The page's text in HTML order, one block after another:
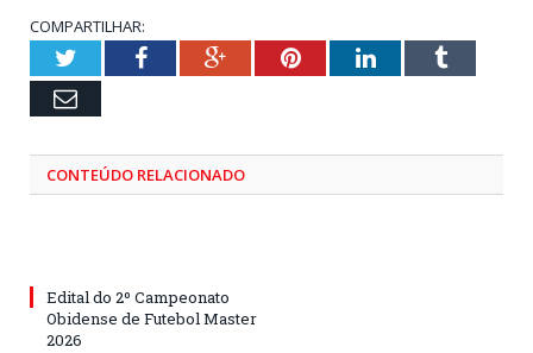
COMPARTILHAR:
TwitterFacebookGoogle+PinterestLinkedInTumblr
Email
CONTEÚDO RELACIONADO
Edital do 2º Campeonato
Obidense de Futebol Master
2026